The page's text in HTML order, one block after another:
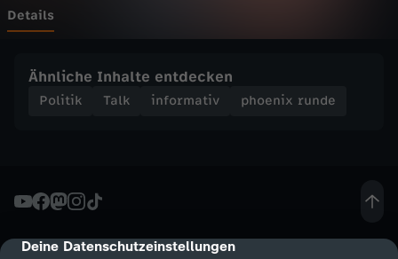
cmp-dialog-description
Deine Datenschutzeinstellungen
-
N
a
h
d
Details
Ähnliche Inhalte entdecken
Politik Talk informativ phoenix runde